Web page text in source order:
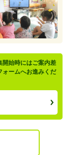
開始時にはご案内差
ォームへお進みくだ